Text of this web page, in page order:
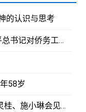
的认识与思考
发挥桥梁纽带的更大作用——习近平总书记对侨务工作作出重要指示引发闽籍侨胞热烈反响
58岁
共叙桑梓情谊 共谋合作发展——王灵桂、施小琳会见部分侨胞代表